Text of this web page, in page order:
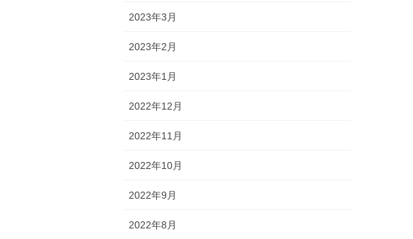
2023年3月
2023年2月
2023年1月
2022年12月
2022年11月
2022年10月
2022年9月
2022年8月